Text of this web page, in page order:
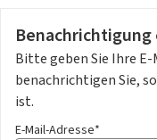
Bitte geben Sie Ihre
benachrichtigen Sie,
ist.
E-Mail-Adresse*